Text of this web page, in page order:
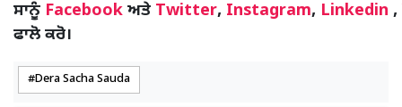
ਸਾਨੂੰ Facebook ਅਤੇ Twitter, Instagram, Linkedin ,
ਫਾਲੋ ਕਰੋ।
Dera Sacha Sauda